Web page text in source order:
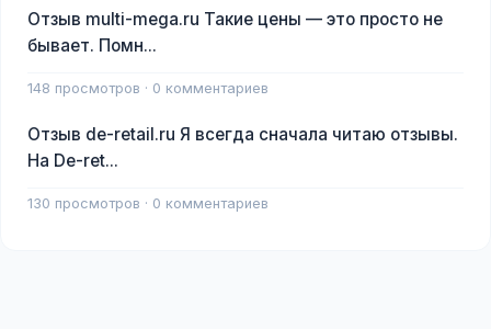
Отзыв multi-mega.ru Такие цены — это просто не
бывает. Помн...
148 просмотров · 0 комментариев
Отзыв de-retail.ru Я всегда сначала читаю отзывы.
На De-ret...
130 просмотров · 0 комментариев